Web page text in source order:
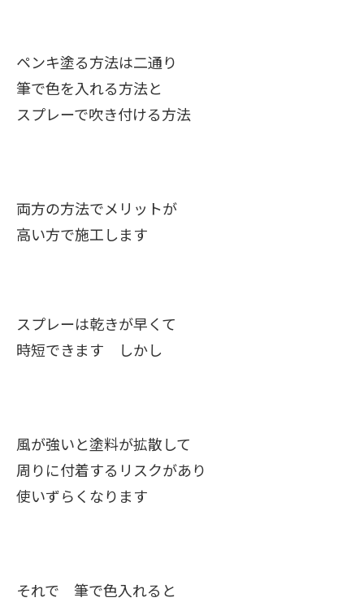
ペンキ塗る方法は二通り
筆で色を入れる方法と
スプレーで吹き付ける方法
両方の方法でメリットが
高い方で施工します
スプレーは乾きが早くて
時短できます しかし
風が強いと塗料が拡散して
周りに付着するリスクがあり
使いずらくなります
それで 筆で色入れると